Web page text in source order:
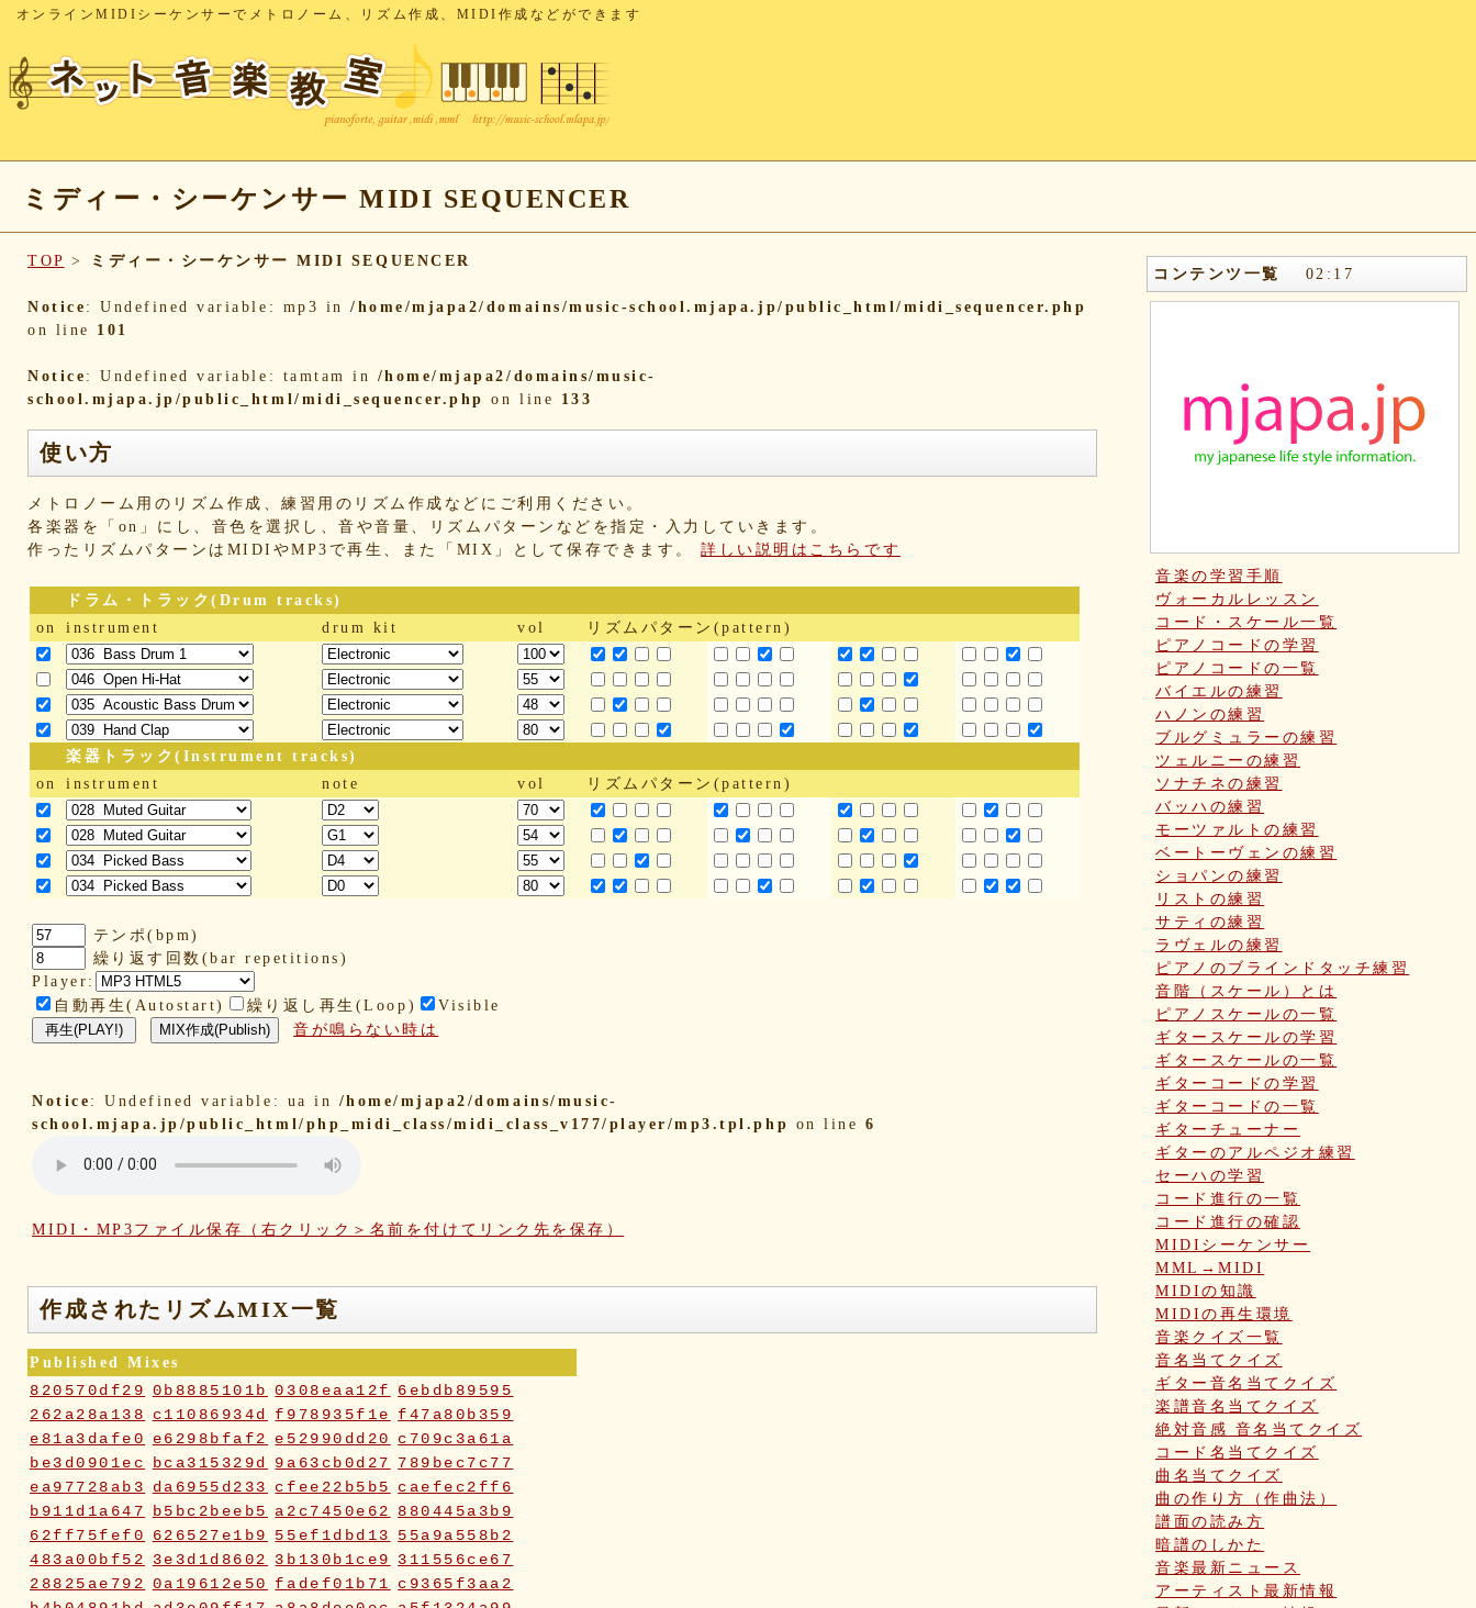
オンラインMIDIシーケンサーでメトロノーム、リズム作成、MIDI作成などができます
ミディー・シーケンサー MIDI SEQUENCER
TOP > ミディー・シーケンサー MIDI SEQUENCER
Notice : Undefined variable: mp3 in/home/mjapa2/domains/music-school.mjapa.jp/public_html/midi_sequencer.php
on line 101
Notice : Undefined variable: tamtam in /home/mjapa2/domains/music-
school.mjapa.jp/public_html/midi_sequencer.php on line 133
使い方
メトロノーム用のリズム作成、練習用のリズム作成などにご利用ください。
各楽器を「on」にし、音色を選択し、音や音量、リズムパターンなどを指定・入力していきます。
作ったリズムパターンはMIDIやMP3で再生、また「MIX」として保存できます。詳しい説明はこちらです
ドラム・トラック(Drum tracks)
on
instrument drum kit vol リズムパターン(pattern)
楽器トラック(Instrument tracks)
on
instrument note vol リズムパターン(pattern)
テンポ(bpm)
繰り返す回数(bar repetitions)
Player:
自動再生(Autostart)
繰り返し再生(Loop)
Visible
音が鳴らない時は
Notice : Undefined variable: ua in /home/mjapa2/domains/music-
school.mjapa.jp/public_html/php_midi_class/midi_class_v177/player/mp3.tpl.php on line 6
MIDI・MP3ファイル保存（右クリック＞名前を付けてリンク先を保存）
作成されたリズムMIX一覧
Published Mixes
820570df29 0b8885101b 0308eaa12f
6ebdb89595
262a28a138
c11086934d f978935f1e
f47a80b359
e81a3dafe0
e6298bfaf2 e52990dd20
c709c3a61a
be3d0901ec
bca315329d 9a63cb0d27
789bec7c77
ea97728ab3
da6955d233 cfee22b5b5
caefec2ff6
b911d1a647
b5bc2beeb5 a2c7450e62
880445a3b9
62ff75fef0
626527e1b9 55ef1dbd13
55a9a558b2
483a00bf52
3e3d1d8602 3b130b1ce9
311556ce67
28825ae792 0a19612e50 fadef01b71
c9365f3aa2
コンテンツ一覧 02 : 17
音楽の学習手順
ヴォーカルレッスン
コード・スケール一覧
ピアノコードの学習
ピアノコードの一覧
バイエルの練習
ハノンの練習
ブルグミュラーの練習
ツェルニーの練習
ソナチネの練習
バッハの練習
モーツァルトの練習
ベートーヴェンの練習
ショパンの練習
リストの練習
サティの練習
ラヴェルの練習
ピアノのブラインドタッチ練習
音階（スケール）とは
ピアノスケールの一覧
ギタースケールの学習
ギタースケールの一覧
ギターコードの学習
ギターコードの一覧
ギターチューナー
ギターのアルペジオ練習
セーハの学習
コード進行の一覧
コード進行の確認
MIDIシーケンサー
MML→MIDI
MIDIの知識
MIDIの再生環境
音楽クイズ一覧
音名当てクイズ
ギター音名当てクイズ
楽譜音名当てクイズ
絶対音感 音名当てクイズ
コード名当てクイズ
曲名当てクイズ
曲の作り方（作曲法）
譜面の読み方
暗譜のしかた
音楽最新ニュース
アーティスト最新情報